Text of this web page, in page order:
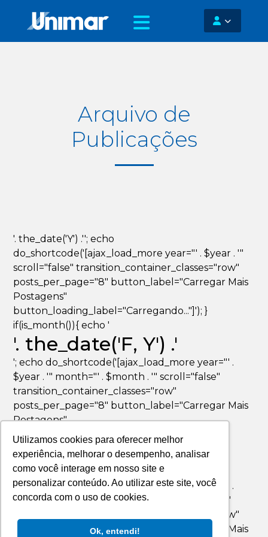
Utilizamos cookies para oferecer melhor
experiência, melhorar o desempenho, analisar
como você interage em nosso site e
personalizar conteúdo. Ao utilizar este site, você
concorda com o uso de cookies.
Ok, entendi!
Arquivo de
Publicações
'. the_date('Y') .''; echo
do_shortcode('[ajax_load_more year="' . $year . '"
scroll="false" transition_container_classes="row"
posts_per_page="8" button_label="Carregar Mais
Postagens"
button_loading_label="Carregando..."]'); }
if(is_month()){ echo '
'. the_date('F, Y') .'
'; echo do_shortcode('[ajax_load_more year="' .
$year . '" month="' . $month . '" scroll="false"
transition_container_classes="row"
posts_per_page="8" button_label="Carregar Mais
Postagens"
button_loading_label="Carregando..."]'); }
if(is_day()){ echo '
'. the_date('F jS, Y') .'
'; echo do_shortcode('[ajax_load_more year="' .
$year . '" month="' . $month . '" day="' . $day . '"
scroll="false" transition_container_classes="row"
posts_per_page="8" button_label="Carregar Mais